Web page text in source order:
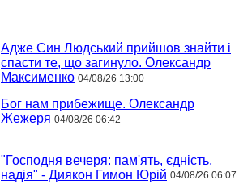
Адже Син Людський прийшов знайти і
спасти те, що загинуло. Олександр
Максименко 04/08/26 13:00
Бог нам прибежище. Олександр
Жежеря 04/08/26 06:42
"Господня вечеря: пам'ять, єдність,
надія" - Диякон Гимон Юрій 04/08/26 06:07